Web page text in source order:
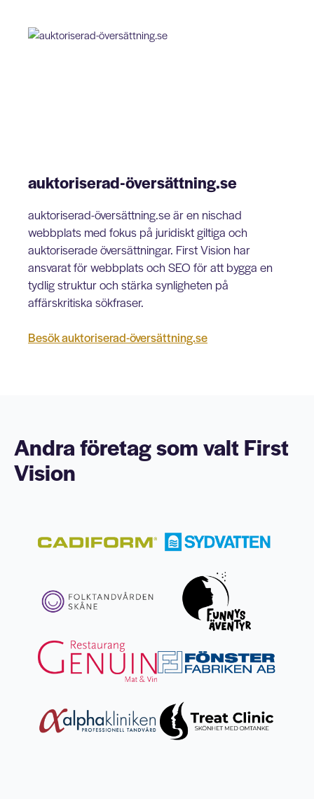
auktoriserad-översättning.se
auktoriserad-översättning.se är en nischad
webbplats med fokus på juridiskt giltiga och
auktoriserade översättningar. First Vision har
ansvarat för webbplats och SEO för att bygga en
tydlig struktur och stärka synligheten på
affärskritiska sökfraser.
Besök auktoriserad-översättning.se
Andra företag som valt First
Vision